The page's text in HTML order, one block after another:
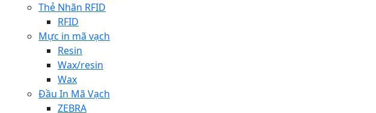
Thẻ Nhãn RFID
RFID
Mực in mã vạch
Resin
Wax/resin
Wax
Đầu In Mã Vạch
ZEBRA